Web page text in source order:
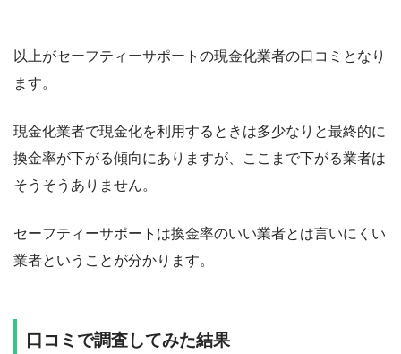
以上がセーフティーサポートの現金化業者の口コミとなり
ます。
現金化業者で現金化を利用するときは多少なりと最終的に
換金率が下がる傾向にありますが、ここまで下がる業者は
そうそうありません。
セーフティーサポートは換金率のいい業者とは言いにくい
業者ということが分かります。
口コミで調査してみた結果